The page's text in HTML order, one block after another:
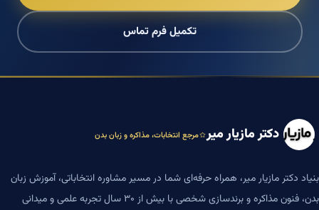
تکمیل فرم تماس
دکتر مازیار میر مرجع انتخابات، مذاکره و زبان بدن
بنیاد دکتر مازیار میر، همراه حرفه‌ای شما در مسیر مشاوره انتخاباتی، آموزش زبان
بدن، فنون مذاکره و برندسازی شخصی با بیش از ۳۰ سال تجربه علمی و میدانی